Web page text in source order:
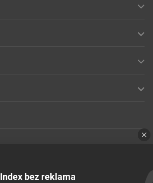
Index bez reklama